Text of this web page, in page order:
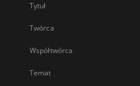
Tytuł
Twórca
Współtwórca
Temat